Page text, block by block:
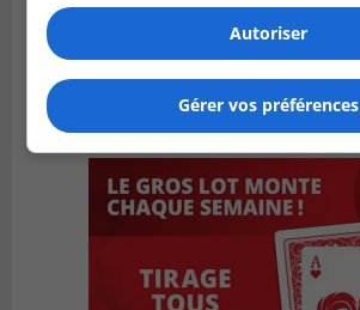
Autoriser
Gérer vos préférences